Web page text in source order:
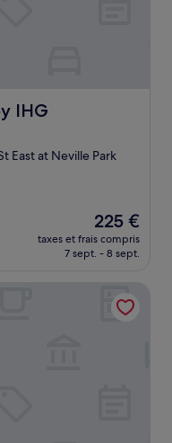
IHG
East at Neville Park
Le
nouveau
prix
de
225 €
225 €
taxes et frais compris
7 sept. - 8 sept.